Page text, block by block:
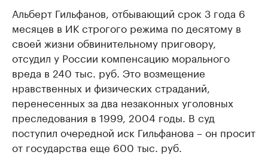
Альберт Гильфанов, отбывающий срок 3 года 6
месяцев в ИК строгого режима по десятому в
своей жизни обвинительному приговору,
отсудил у России компенсацию морального
вреда в 240 тыс. руб. Это возмещение
нравственных и физических страданий,
перенесенных за два незаконных уголовных
преследования в 1999, 2004 годы. В суд
поступил очередной иск Гильфанова – он просит
от государства еще 600 тыс. руб.